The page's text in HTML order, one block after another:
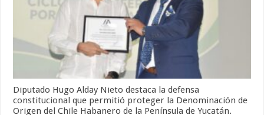
Diputado Hugo Alday Nieto destaca la defensa
constitucional que permitió proteger la Denominación de
Origen del Chile Habanero de la Península de Yucatán.